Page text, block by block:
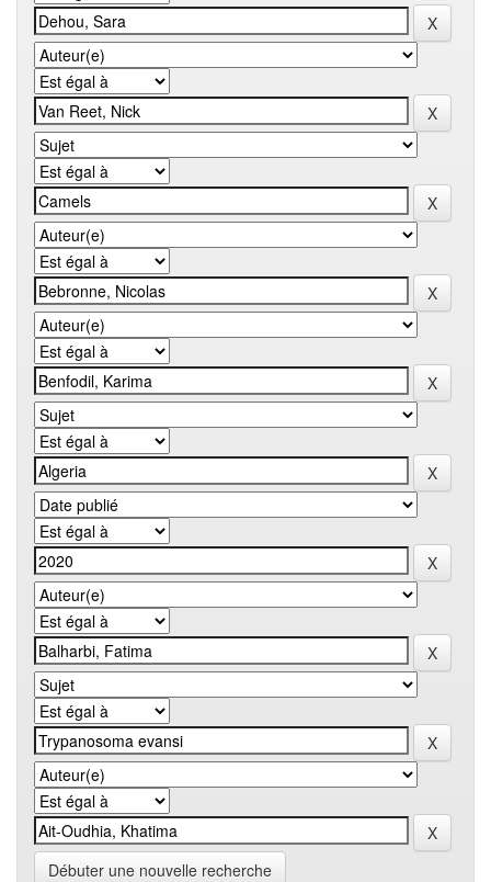
Débuter une nouvelle recherche